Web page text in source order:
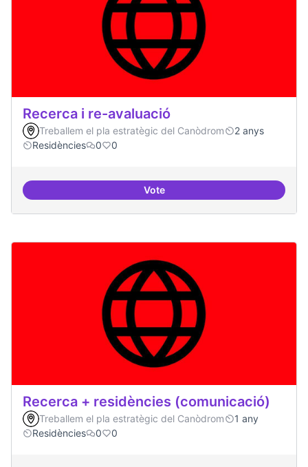
Recerca i re-avaluació
Treballem el pla estratègic del Canòdrom
2 anys
Residències
0 0
VoteRecerca i re-avaluació
Recerca + residències (comunicació)
Treballem el pla estratègic del Canòdrom
1 any
Residències
0 0